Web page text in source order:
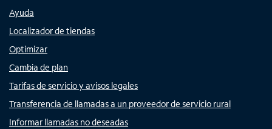
Ayuda
Localizador de tiendas
Optimizar
Cambia de plan
Tarifas de servicio y avisos legales
Transferencia de llamadas a un proveedor de servicio rural
Informar llamadas no deseadas